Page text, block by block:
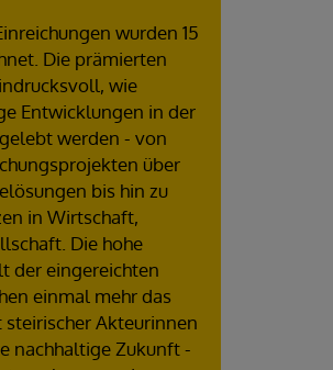
wurden 15
Die prämierten
wie
Entwicklungen in der
werden - von
über
bis hin zu
in Wirtschaft,
Die hohe
der eingereichten
einmal mehr das
Akteurinnen
nachhaltige Zukunft -